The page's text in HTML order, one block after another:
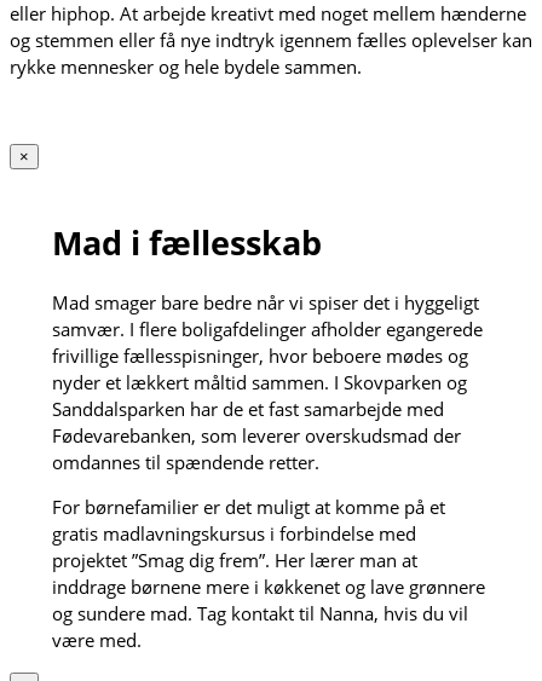
eller hiphop. At arbejde kreativt med noget mellem hænderne
og stemmen eller få nye indtryk igennem fælles oplevelser kan
rykke mennesker og hele bydele sammen.
×
Mad i fællesskab
Mad smager bare bedre når vi spiser det i hyggeligt
samvær. I flere boligafdelinger afholder egangerede
frivillige fællesspisninger, hvor beboere mødes og
nyder et lækkert måltid sammen. I Skovparken og
Sanddalsparken har de et fast samarbejde med
Fødevarebanken, som leverer overskudsmad der
omdannes til spændende retter.
For børnefamilier er det muligt at komme på et
gratis madlavningskursus i forbindelse med
projektet ”Smag dig frem”. Her lærer man at
inddrage børnene mere i køkkenet og lave grønnere
og sundere mad. Tag kontakt til Nanna, hvis du vil
være med.